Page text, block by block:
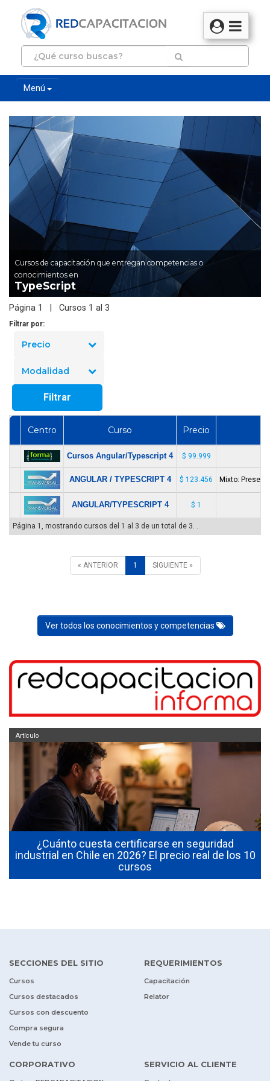
Menú
Cursos de capacitación que entregan competencias o
conocimientos en
TypeScript
Página 1 | Cursos 1 al 3
Filtrar por:
Precio
Modalidad
Filtrar
Centro Curso Precio
Cursos Angular/Typescript 4 $ 99.999
ANGULAR / TYPESCRIPT 4 $ 123.456 Mixto:
ANGULAR/TYPESCRIPT 4 $ 1
Página 1, mostrando cursos del 1 al 3 de un total de 3. .
« ANTERIOR 1 SIGUIENTE »
Ver todos los conocimientos y competencias
¿Cuánto cuesta certificarse en seguridad
industrial en Chile en 2026? El precio real de los 10
cursos
Artículo
SECCIONES DEL SITIO
Cursos
Cursos destacados
Cursos con descuento
Compra segura
Vende tu curso
REQUERIMIENTOS
Capacitación
Relator
CORPORATIVO SERVICIO AL CLIENTE